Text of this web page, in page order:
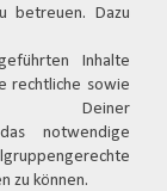
betreuen. Dazu
Inhalte
rechtliche sowie
Deiner
notwendige
zu können.